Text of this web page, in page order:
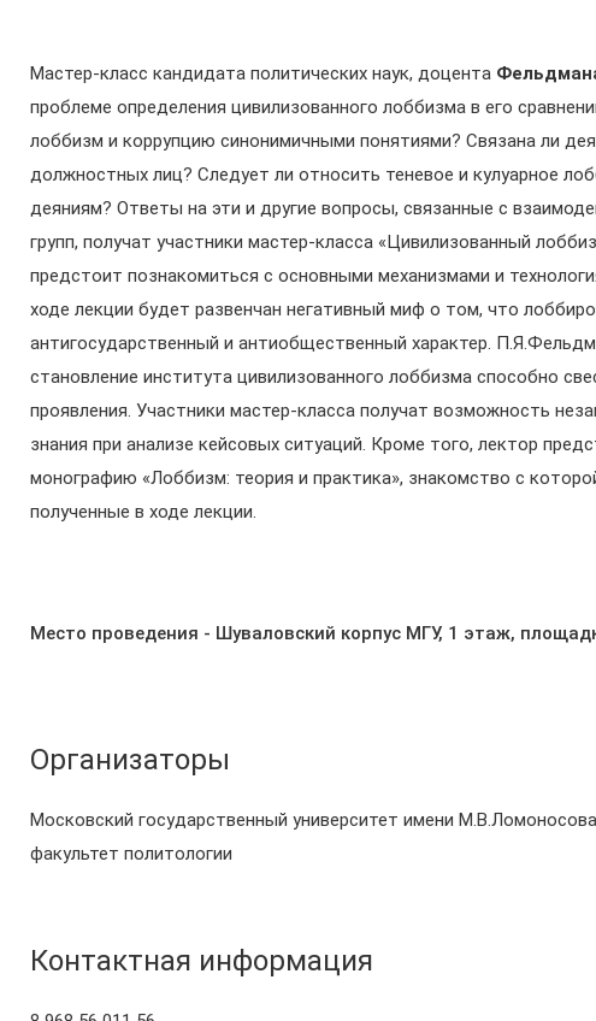
Мастер-класс кандидата политических наук, доцента
проблеме определения цивилизованного лоббизма в его
лоббизм и коррупцию синонимичными понятиями? Связана ли
должностных лиц? Следует ли относить теневое и кулуарное
деяниям? Ответы на эти и другие вопросы, связанные с
групп, получат участники мастер-класса «Цивилизованный
предстоит познакомиться с основными механизмами и
ходе лекции будет развенчан негативный миф о том, что
антигосударственный и антиобщественный характер.
становление института цивилизованного лоббизма способно
проявления. Участники мастер-класса получат возможность
знания при анализе кейсовых ситуаций. Кроме того, лектор
монографию «Лоббизм: теория и практика», знакомство с
полученные в ходе лекции.
Место проведения - Шуваловский корпус МГУ, 1 этаж,
Организаторы
Московский государственный университет имени
факультет политологии
Контактная информация